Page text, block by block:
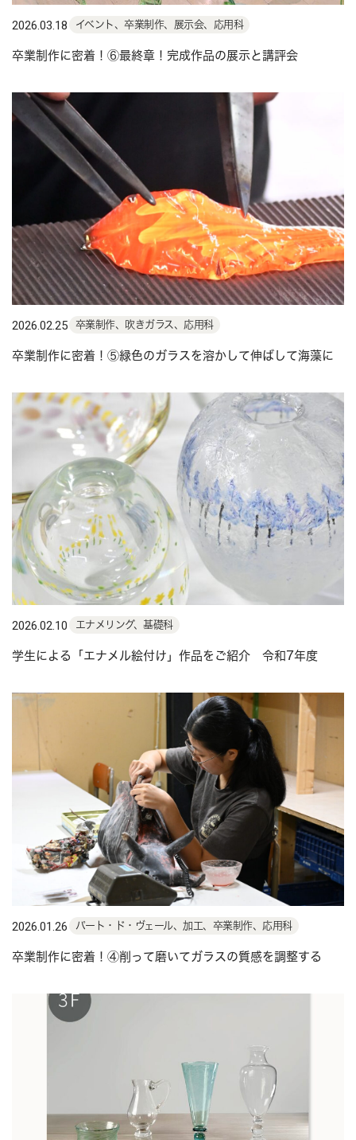
2026.03.18 イベント、卒業制作、展示会、応用科
卒業制作に密着！⑥最終章！完成作品の展示と講評会
2026.02.25 卒業制作、吹きガラス、応用科
卒業制作に密着！⑤緑色のガラスを溶かして伸ばして海藻に
2026.02.10 エナメリング、基礎科
学生による「エナメル絵付け」作品をご紹介 令和7年度
2026.01.26 パート・ド・ヴェール、加工、卒業制作、応用科
卒業制作に密着！④削って磨いてガラスの質感を調整する